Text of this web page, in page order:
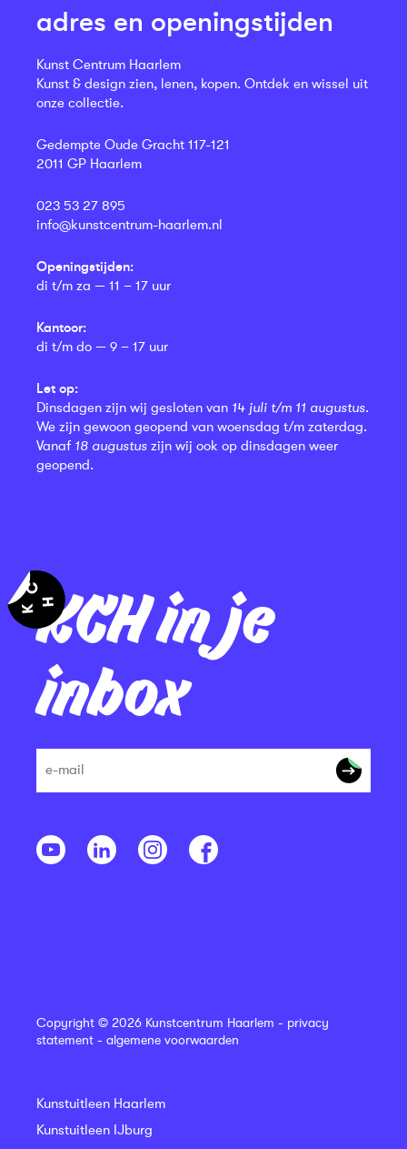
KCH in je
inbox
adres en openingstijden
Kunst Centrum Haarlem
Kunst & design zien, lenen, kopen. Ontdek en wissel uit
onze collectie.
Gedempte Oude Gracht 117-121
2011 GP Haarlem
023 53 27 895
info@kunstcentrum-haarlem.nl
Openingstijden:
di t/m za — 11 – 17 uur
Kantoor:
di t/m do — 9 – 17 uur
Let op:
Dinsdagen zijn wij gesloten van 14 juli t/m 11 augustus.
We zijn gewoon geopend van woensdag t/m zaterdag.
Vanaf 18 augustus zijn wij ook op dinsdagen weer
geopend.
Copyright © 2026 Kunstcentrum Haarlem - privacy
statement - algemene voorwaarden
Kunstuitleen Haarlem
Kunstuitleen IJburg